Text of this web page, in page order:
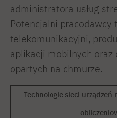
administratora usług
Potencjalni pracodawcy
telekomunikacyjni,
aplikacji mobilnych oraz
opartych na chmurze.
Technologie sieci urządzeń